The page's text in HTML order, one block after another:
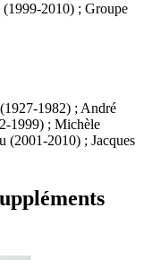
2010) ; Groupe
1982) ; André
1999) ; Michèle
(2001-2010) ; Jacques